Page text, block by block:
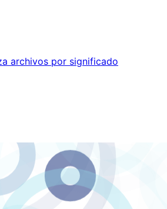
archivos por significado